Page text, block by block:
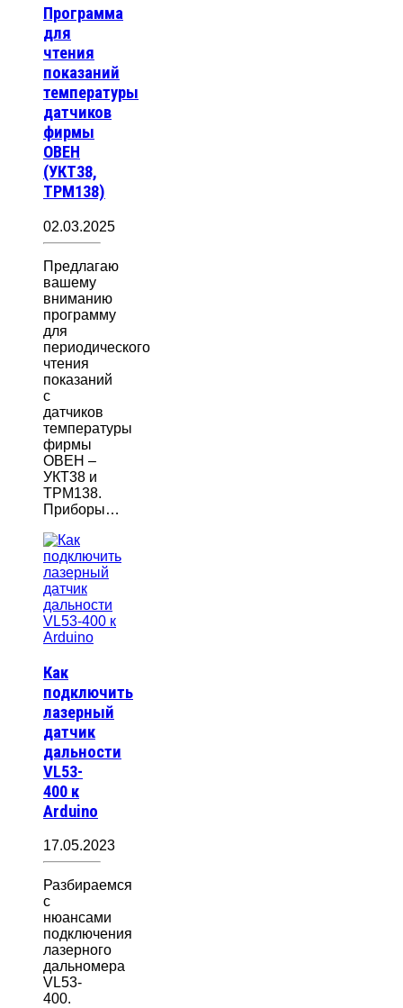
Программа
для
чтения
показаний
температуры
датчиков
фирмы
ОВЕН
(УКТ38,
ТРМ138)
02.03.2025
Предлагаю
вашему
вниманию
программу
для
периодического
чтения
показаний
с
датчиков
температуры
фирмы
ОВЕН –
УКТ38 и
ТРМ138.
Приборы…
Как
подключить
лазерный
датчик
дальности
VL53-
400 к
Arduino
17.05.2023
Разбираемся
с
нюансами
подключения
лазерного
дальномера
VL53-
400.